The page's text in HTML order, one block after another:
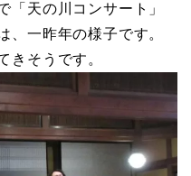
「天の川コンサート」
、一昨年の様子です。
きそうです。